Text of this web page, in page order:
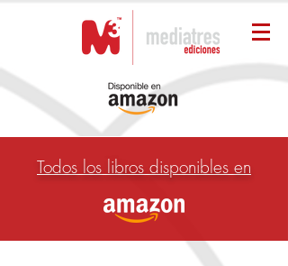
Todos los libros disponibles en